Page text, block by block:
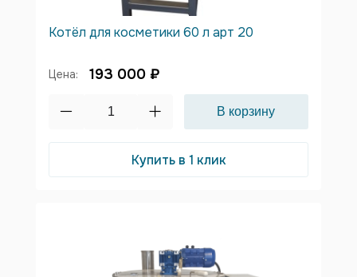
Котёл для косметики 60 л арт 20
Цена: 193 000 ₽
Купить в 1 клик